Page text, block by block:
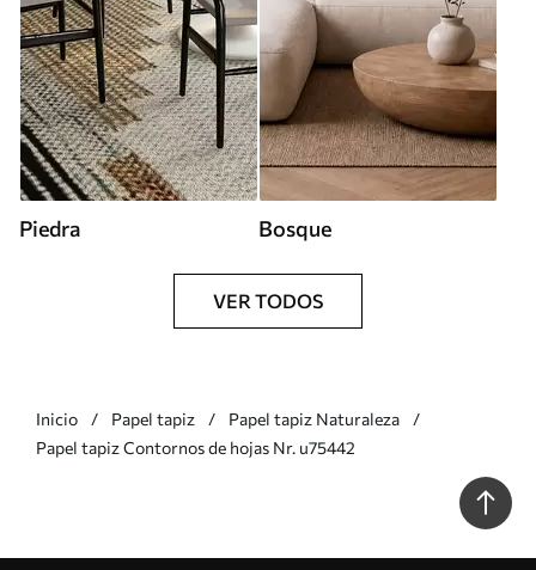
Piedra Bosque
VER TODOS
Inicio Papel tapiz
Papel tapiz Naturaleza
Papel tapiz Contornos de hojas Nr. u75442